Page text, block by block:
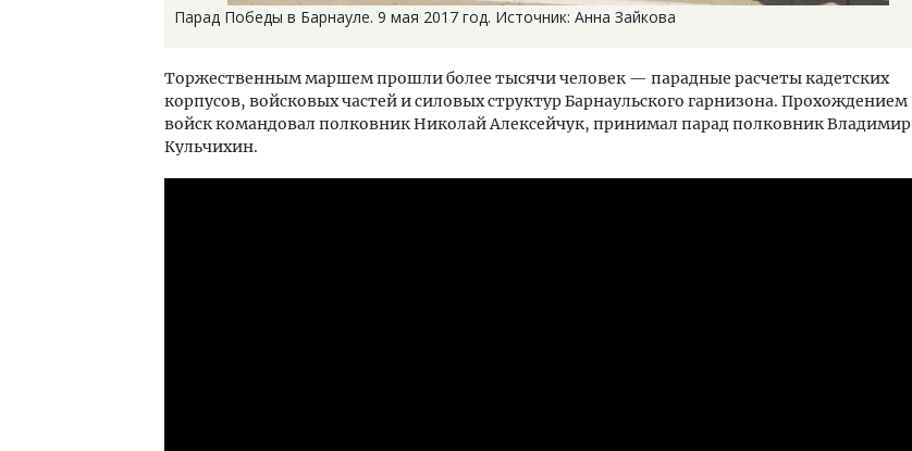
Парад Победы в Барнауле. 9 мая 2017 год. Источник: Анна Зайкова
Торжественным маршем прошли более тысячи человек — парадные расчеты кадетских
корпусов, войсковых частей и силовых структур Барнаульского гарнизона. Прохождением
войск командовал полковник Николай Алексейчук, принимал парад полковник Владимир
Кульчихин.